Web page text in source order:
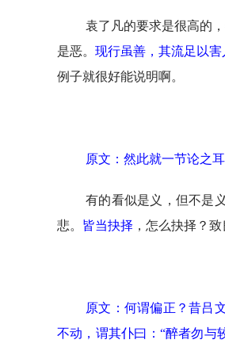
袁了凡的要求是很高的
是恶。 现行虽善，其流足以
例子就很好能说明啊。
原文：然此就一节论之
有的看似是义，但不是
悲。 皆当抉择 ，怎么抉择？
原文：何谓偏正 ？昔吕
不动，谓其仆曰：“醉者勿与